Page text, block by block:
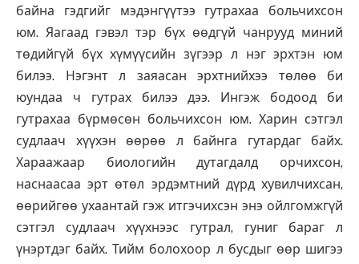
байна гэдгийг мэдэнгүүтээ гутрахаа больчихсон
юм. Яагаад гэвэл тэр бүх өөдгүй чанрууд миний
төдийгүй бүх хүмүүсийн зүгээр л нэг эрхтэн юм
билээ. Нэгэнт л заяасан эрхтнийхээ төлөө би
юундаа ч гутрах билээ дээ. Ингэж бодоод би
гутрахаа бүрмөсөн больчихсон юм. Харин сэтгэл
судлаач хүүхэн өөрөө л байнга гутардаг байх.
Хараажаар биологийн дутагдалд орчихсон,
наснаасаа эрт өтөл эрдэмтний дүрд хувилчихсан,
өөрийгөө ухаантай гэж итгэчихсэн энэ ойлгомжгүй
сэтгэл судлаач хүүхнээс гутрал, гуниг бараг л
үнэртдэг байх. Тийм болохоор л бусдыг өөр шигээ